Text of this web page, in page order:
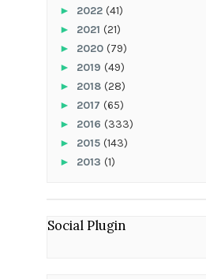
► 2022 (41)
► 2021 (21)
► 2020 (79)
► 2019 (49)
► 2018 (28)
► 2017 (65)
► 2016 (333)
► 2015 (143)
► 2013 (1)
Social Plugin